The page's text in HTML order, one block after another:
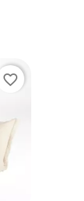
favorite_border